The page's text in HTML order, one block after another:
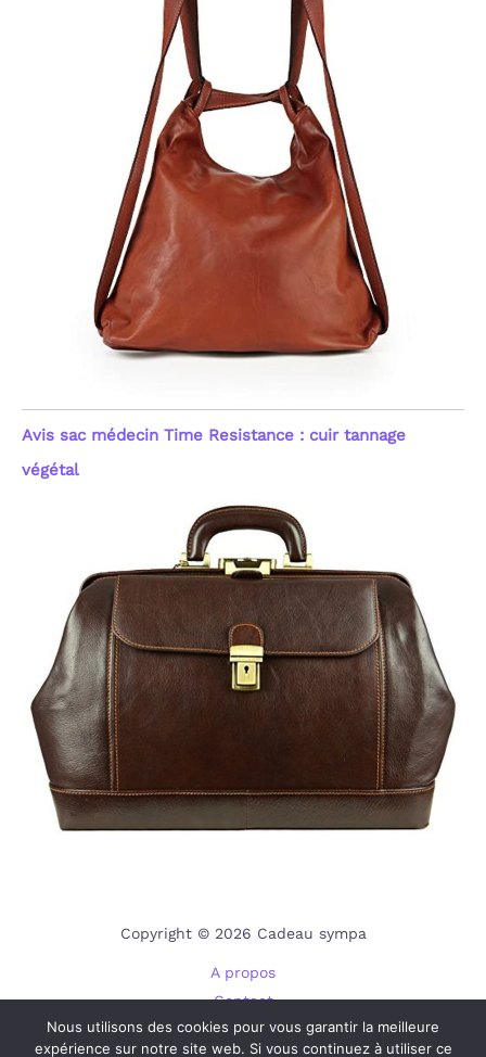
Avis sac médecin Time Resistance : cuir tannage
végétal
Copyright © 2026 Cadeau sympa
A propos
Contact
Plan du site
Nous utilisons des cookies pour vous garantir la meilleure
expérience sur notre site web. Si vous continuez à utiliser ce